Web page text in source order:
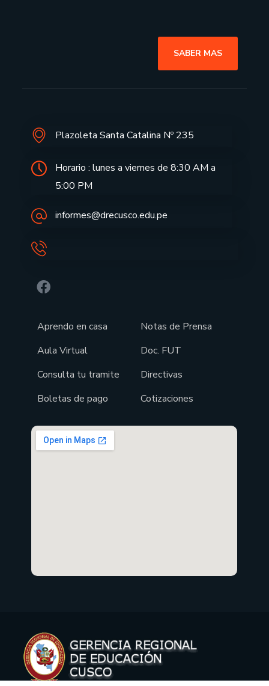
SABER MAS
Plazoleta Santa Catalina Nº 235
Horario : lunes a viernes de 8:30 AM a
5:00 PM
informes@drecusco.edu.pe
Aprendo en casa
Aula Virtual
Consulta tu tramite
Boletas de pago
Notas de Prensa
Doc. FUT
Directivas
Cotizaciones